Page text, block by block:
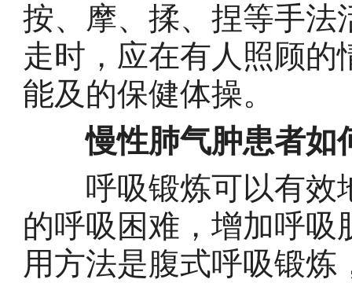
按、摩、揉、捏等手法
走时，应在有人照顾
能及的保健体操。
慢性肺气肿患者如
呼吸锻炼可以有效
的呼吸困难，增加呼
用方法是腹式呼吸锻